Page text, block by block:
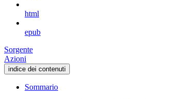
html
epub
Sorgente
Azioni
indice dei contenuti
Sommario